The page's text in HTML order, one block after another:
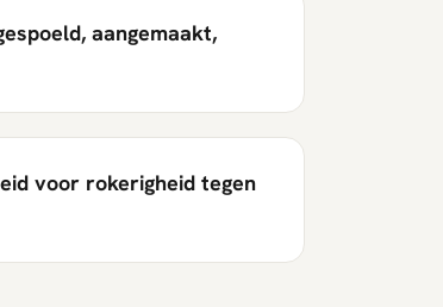
aangemaakt,
voor rokerigheid tegen